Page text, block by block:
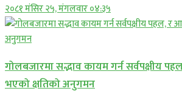
२०८१ मंसिर २५, मंगलवार ०४:३५
गोलबजारमा सद्भाव कायम गर्न सर्वपक्षीय
भएको क्षतिको अनुगमन